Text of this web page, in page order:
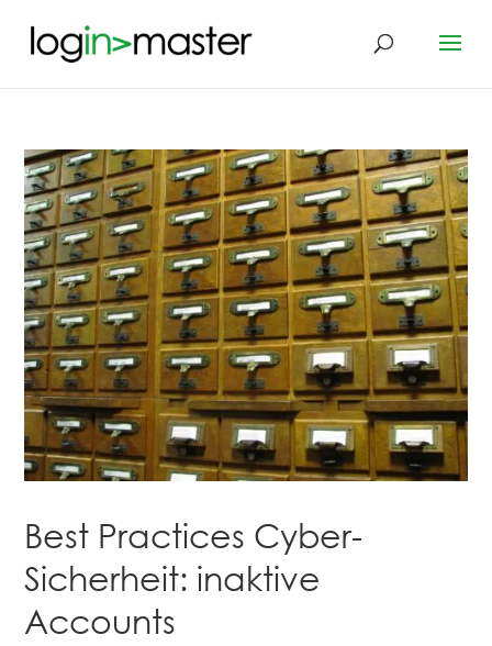
Best Practices Cyber-
Sicherheit: inaktive
Accounts